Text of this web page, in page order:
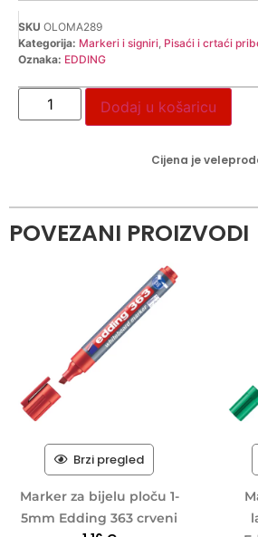
SKU OLOMA289
Kategorija: Markeri i signiri Pisaći i crtaći
Oznaka: EDDING
Dodaj u košaricu
Cijena je
POVEZANI PROIZVODI
Brzi pregled
Marker za bijelu ploču 1-
5mm Edding 363 crveni